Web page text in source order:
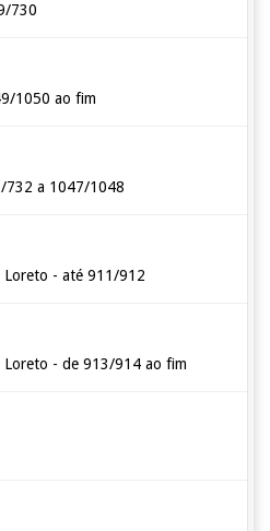
730
1050 ao fim
732 a 1047/1048
Loreto - até 911/912
Loreto - de 913/914 ao fim